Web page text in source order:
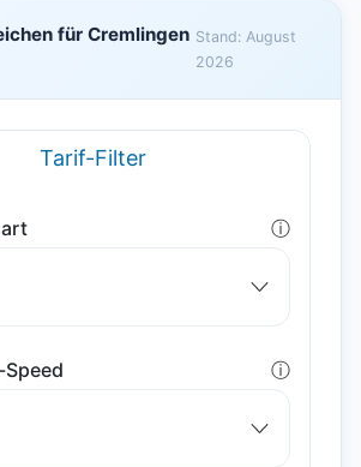
für Cremlingen Stand: August
2026